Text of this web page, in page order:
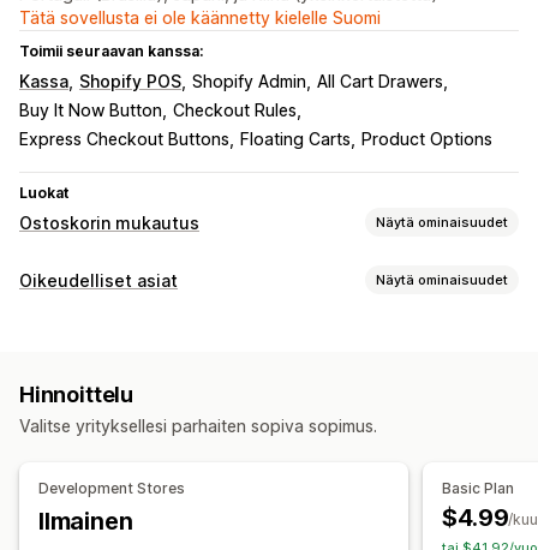
Tätä sovellusta ei ole käännetty kielelle Suomi
Toimii seuraavan kanssa:
Kassa Shopify POS Shopify Admin All Cart Drawers
Buy It Now Button Checkout Rules
Express Checkout Buttons
Floating Carts Product Options
Luokat
Ostoskorin mukautus Näytä ominaisuudet
Ostoskorin näkymä
Paikallaan pysyvä ostoskori
Ajastimet
Lisämyynti
Tuotesuositukset
Oikeudelliset asiat Näytä ominaisuudet
Tietosuoja Verosäännösten noudattaminen
Käytäntöjen hallinnointi TSE-vaatimustenmukaisuus
Pienohjelmien sijainti
Hinnoittelu
Valitse yrityksellesi parhaiten sopiva sopimus.
Development Stores
Ilmainen
Basic Plan
$4.99/